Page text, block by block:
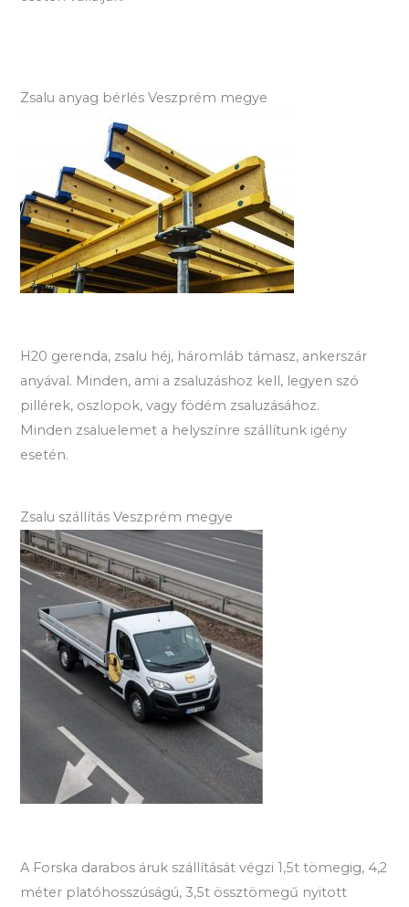
Zsalu anyag bérlés Veszprém megye
H20 gerenda, zsalu héj, háromláb támasz, ankerszár
anyával. Minden, ami a zsaluzáshoz kell, legyen szó
pillérek, oszlopok, vagy födém zsaluzásához.
Minden zsaluelemet a helyszínre szállítunk igény
esetén.
Zsalu szállítás Veszprém megye
A Forska darabos áruk szállítását végzi 1,5t tömegig, 4,2
méter platóhosszúságú, 3,5t össztömegű nyitott